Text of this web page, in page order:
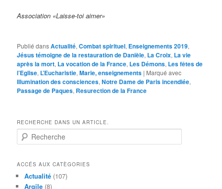
Association «Laisse-toi aimer»
Publié dansActualité,Combat spirituel, Enseignements 2019,
Jésus témoigne de la restauration de Danièle, La Croix, La vie
après la mort, La vocation de la France, Les Démons, Les fêtes de
l’Eglise, L’Eucharistie,Marie, enseignements | Marqué avec
Illumination des consciences,Notre Dame de Paris incendiée,
Passage de Paques, Resurection de la France
RECHERCHE DANS UN ARTICLE.
e
h
ACCÉS AUX CATÈGORIES
Actualité (107)
Argile (8)